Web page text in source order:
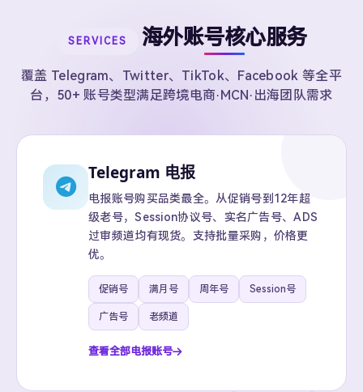
SERVICES 海外账号核心服务
覆盖 Telegram、Twitter、TikTok、Facebook 等全平
台，50+ 账号类型满足跨境电商·MCN·出海团队需求
Telegram 电报
电报账号购买品类最全。从促销号到12年超
级老号，Session协议号、实名广告号、ADS
过审频道均有现货。支持批量采购，价格更
优。
促销号 满月号 周年号 Session号
广告号 老频道
查看全部电报账号